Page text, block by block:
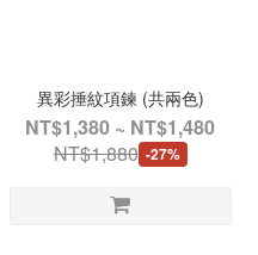
異彩捶紋項鍊 (共兩色)
NT$1,380 ~ NT$1,480
NT$1,880 -27%